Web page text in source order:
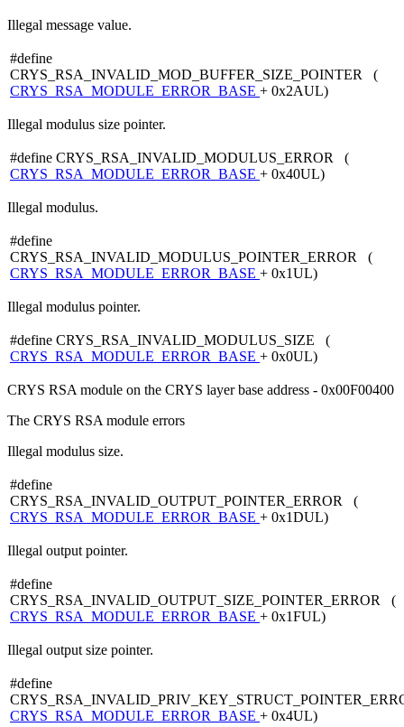
Illegal message value.
#define
CRYS_RSA_INVALID_MOD_BUFFER_SIZE_POINTER (
CRYS_RSA_MODULE_ERROR_BASE + 0x2AUL)
Illegal modulus size pointer.
#define CRYS_RSA_INVALID_MODULUS_ERROR (
CRYS_RSA_MODULE_ERROR_BASE + 0x40UL)
Illegal modulus.
#define
CRYS_RSA_INVALID_MODULUS_POINTER_ERROR (
CRYS_RSA_MODULE_ERROR_BASE + 0x1UL)
Illegal modulus pointer.
#define CRYS_RSA_INVALID_MODULUS_SIZE (
CRYS_RSA_MODULE_ERROR_BASE + 0x0UL)
CRYS RSA module on the CRYS layer base address - 0x00F00400
The CRYS RSA module errors
Illegal modulus size.
#define
CRYS_RSA_INVALID_OUTPUT_POINTER_ERROR (
CRYS_RSA_MODULE_ERROR_BASE + 0x1DUL)
Illegal output pointer.
#define
CRYS_RSA_INVALID_OUTPUT_SIZE_POINTER_ERROR (
CRYS_RSA_MODULE_ERROR_BASE + 0x1FUL)
Illegal output size pointer.
#define
CRYS_RSA_MODULE_ERROR_BASE + 0x4UL)